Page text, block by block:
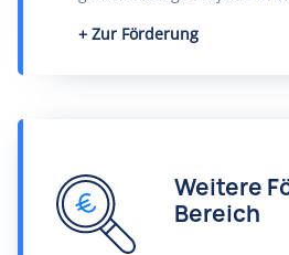
Zur Förderung
Weitere
Bereich